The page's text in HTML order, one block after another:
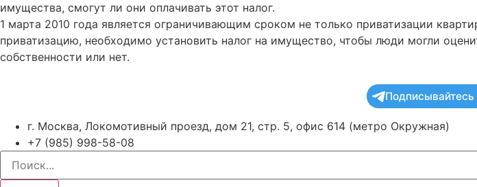
имущества, смогут ли они оплачивать этот налог.
1 марта 2010 года является ограничивающим сроком не только приватизации
приватизацию, необходимо установить налог на имущество, чтобы люди могли
собственности или нет.
г. Москва, Локомотивный проезд, дом 21, стр. 5, офис 614 (метро Окружная)
+7 (985) 998-58-08